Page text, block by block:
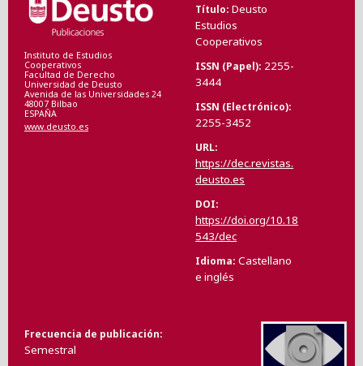
Instituto de Estudios
Cooperativos
Facultad de Derecho
Universidad de Deusto
Avenida de las Universidades 24
48007 Bilbao
ESPAÑA
www.deusto.es
Título Deusto
Estudios
Cooperativos
ISSN (Papel) 2255-
3444
ISSN (Electrónico)
2255-3452
URL
https://dec.revistas.
deusto.es
DOI
https://doi.org/10.18
543/dec
Idioma Castellano
e inglés
Frecuencia de publicación
Semestral